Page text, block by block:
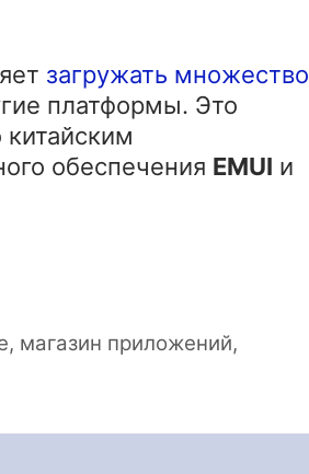
загружать множество
платформы. Это
обеспечения EMUI и
, магазин приложений,